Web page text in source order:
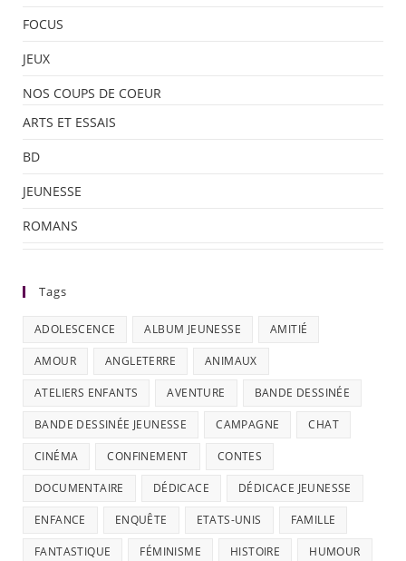
FOCUS
JEUX
NOS COUPS DE COEUR
ARTS ET ESSAIS
BD
JEUNESSE
ROMANS
Tags
ADOLESCENCE ALBUM JEUNESSE AMITIÉ
AMOUR ANGLETERRE ANIMAUX
ATELIERS ENFANTS AVENTURE BANDE DESSINÉE
BANDE DESSINÉE JEUNESSE CAMPAGNE CHAT
CINÉMA CONFINEMENT CONTES
DOCUMENTAIRE DÉDICACE DÉDICACE JEUNESSE
ENFANCE ENQUÊTE ETATS-UNIS FAMILLE
FANTASTIQUE FÉMINISME HISTOIRE HUMOUR